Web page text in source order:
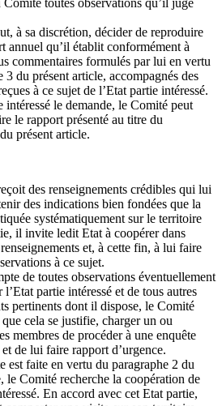
à sa discrétion, décider de reproduire
annuel qu’il établit conformément à
commentaires formulés par lui en vertu
3 du présent article, accompagnés des
à ce sujet de l’Etat partie intéressé.
intéressé le demande, le Comité peut
le rapport présenté au titre du
présent article.
des renseignements crédibles qui lui
des indications bien fondées que la
systématiquement sur le territoire
il invite ledit Etat à coopérer dans
et, à cette fin, à lui faire
à ce sujet.
de toutes observations éventuellement
l’Etat partie intéressé et de tous autres
pertinents dont il dispose, le Comité
cela se justifie, charger un ou
membres de procéder à une enquête
de lui faire rapport d’urgence.
est faite en vertu du paragraphe 2 du
le Comité recherche la coopération de
En accord avec cet Etat partie,